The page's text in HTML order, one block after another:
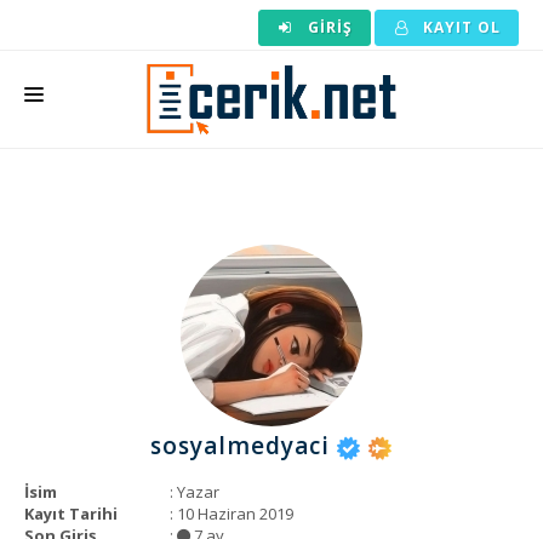
GIRIŞ KAYIT OL
ARAÇLAR
KURUMSAL
sosyalmedyaci
İsim
: Yazar
Kayıt Tarihi
: 10 Haziran 2019